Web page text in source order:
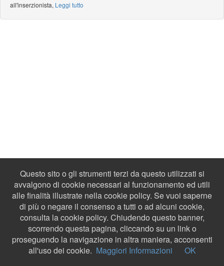
all'inserzionista, Leggi tutto
Questo sito o gli strumenti terzi da questo utilizzati si
avvalgono di cookie necessari al funzionamento ed utili
alle finalità illustrate nella cookie policy. Se vuoi saperne
di più o negare il consenso a tutti o ad alcuni cookie,
consulta la cookie policy. Chiudendo questo banner,
scorrendo questa pagina, cliccando su un link o
proseguendo la navigazione in altra maniera, acconsenti
all'uso dei cookie. Maggiori Informazioni OK